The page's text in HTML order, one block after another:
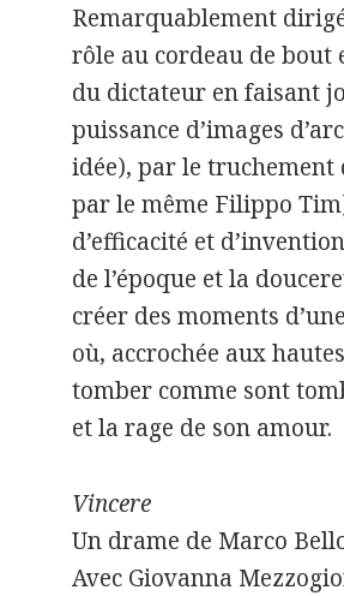
Remarquablement
rôle au cordeau de bout
du dictateur en faisant
puissance d’images
idée), par le
par le même Filippo
d’efficacité et
de l’époque et la
créer des moments
où, accrochée aux
tomber comme sont
et la rage de son amour.
Vincere
Un drame de Marco
Avec Giovanna